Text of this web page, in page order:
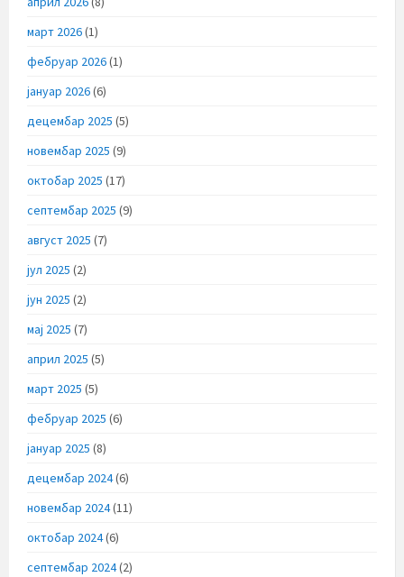
март 2026(1)
фебруар 2026(1)
јануар 2026(6)
децембар 2025 (5)
новембар 2025 (9)
октобар 2025 (17)
септембар 2025 (9)
август 2025 (7)
јул 2025 (2)
јун 2025 (2)
мај 2025 (7)
април 2025 (5)
март 2025 (5)
фебруар 2025 (6)
јануар 2025 (8)
децембар 2024(6)
новембар 2024(11)
октобар 2024(6)
септембар 2024(2)